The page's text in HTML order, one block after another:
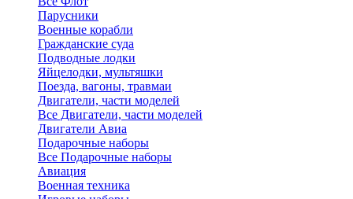
Парусники
Военные корабли
Гражданские суда
Подводные лодки
Яйцелодки, мультяшки
Поезда, вагоны, травмаи
Двигатели, части моделей
Все Двигатели, части моделей
Двигатели Авиа
Подарочные наборы
Все Подарочные наборы
Авиация
Военная техника